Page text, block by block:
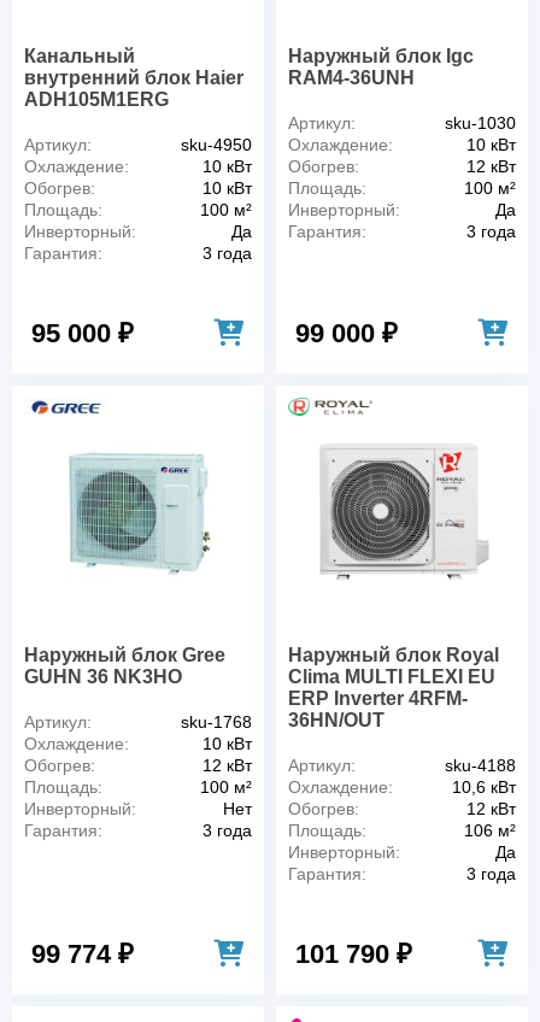
Канальный
внутренний блок Haier
ADH105M1ERG
Артикул:
sku-4950
Охлаждение:
10 кВт
Обогрев:
10 кВт
Площадь:
100 м²
Инверторный:
Да
Гарантия:
3 года
95 000 ₽
Наружный блок Igc
RAM4-36UNH
Артикул:
sku-1030
Охлаждение:
10 кВт
Обогрев:
12 кВт
Площадь:
100 м²
Инверторный:
Да
Гарантия:
3 года
99 000 ₽
Наружный блок Gree
GUHN 36 NK3HO
Артикул:
sku-1768
Охлаждение:
10 кВт
Обогрев:
12 кВт
Площадь:
100 м²
Инверторный:
Нет
Гарантия:
3 года
99 774 ₽
Наружный блок Royal
Clima MULTI FLEXI EU
ERP Inverter 4RFM-
36HN/OUT
Артикул:
sku-4188
Охлаждение:
10,6 кВт
Обогрев:
12 кВт
Площадь:
106 м²
Инверторный:
Да
Гарантия:
3 года
101 790 ₽